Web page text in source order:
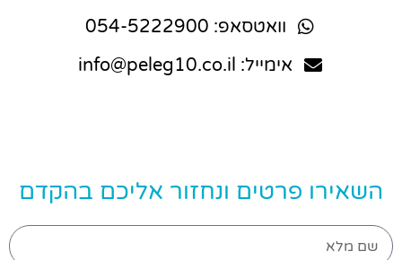
וואטסאפ: 054-5222900
אימייל: info@peleg10.co.il
השאירו פרטים ונחזור אליכם בהקדם